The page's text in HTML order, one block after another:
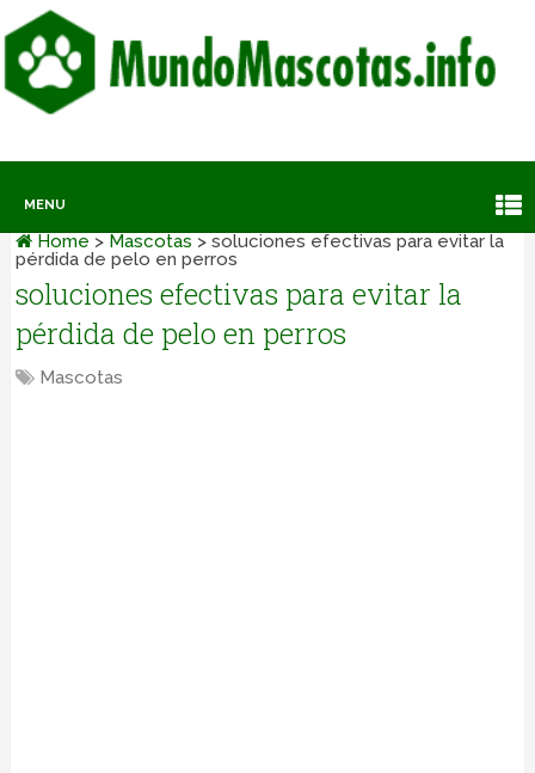
MENU
Home > Mascotas >soluciones efectivas para evitar la
pérdida de pelo en perros
soluciones efectivas para evitar la
pérdida de pelo en perros
Mascotas